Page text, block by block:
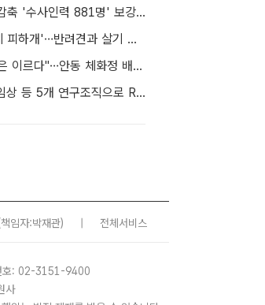
경찰, 기동대 감축 '수사인력 881명' 보강…9월 초까지 상피제 시행
'무더위도 함께 피하개'…반려견과 살기 좋은 자치구는 어디
"가을아, 아직은 이르다"…안동 체화정 배롱나무의 마지막 여름
세라젬, 기술·임상 등 5개 연구조직으로 R&D 역량 강화
임자:박재관) 전체서비스
호: 02-3151-9400
사